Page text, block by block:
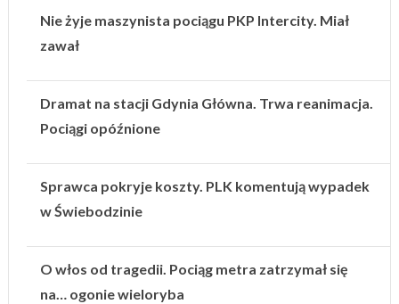
Nie żyje maszynista pociągu PKP Intercity. Miał
zawał
Dramat na stacji Gdynia Główna. Trwa reanimacja.
Pociągi opóźnione
Sprawca pokryje koszty. PLK komentują wypadek
w Świebodzinie
O włos od tragedii. Pociąg metra zatrzymał się
na… ogonie wieloryba